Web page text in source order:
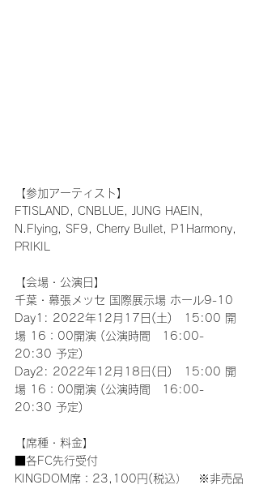
【参加アーティスト】
FTISLAND, CNBLUE, JUNG HAEIN,
N.Flying, SF9, Cherry Bullet, P1Harmony,
PRIKIL
【会場・公演日】
千葉・幕張メッセ 国際展示場 ホール9-10
Day1: 2022年12月17日(土)　15:00 開
場 16：00開演 (公演時間　16:00-
20:30 予定)
Day2: 2022年12月18日(日)　15:00 開
場 16：00開演 (公演時間　16:00-
20:30 予定)
【席種・料金】
■各FC先行受付
KINGDOM席：23,100円(税込）　※非売品